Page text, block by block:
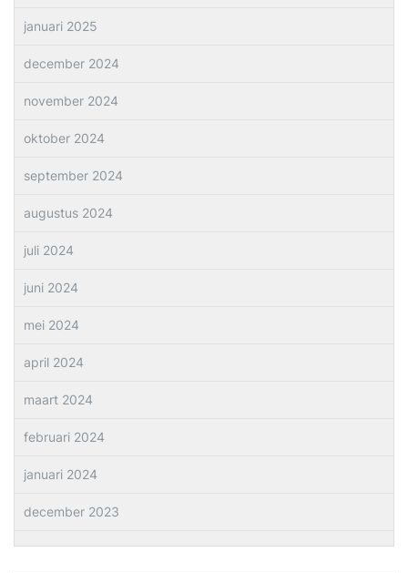
januari 2025
december 2024
november 2024
oktober 2024
september 2024
augustus 2024
juli 2024
juni 2024
mei 2024
april 2024
maart 2024
februari 2024
januari 2024
december 2023